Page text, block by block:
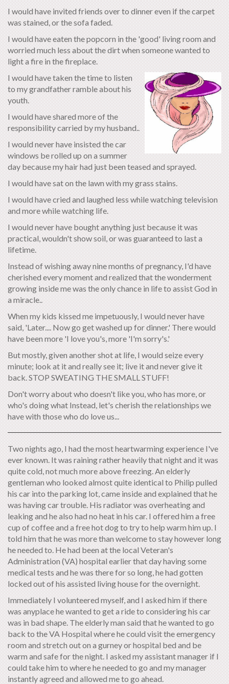
I would have invited friends over to dinner even if the carpet
was stained, or the sofa faded.
I would have eaten the popcorn in the 'good' living room and
worried much less about the dirt when someone wanted to
light a fire in the fireplace.
I would have taken the time to listen
to my grandfather ramble about his
youth.
I would have shared more of the
responsibility carried by my husband..
I would never have insisted the car
windows be rolled up on a summer
day because my hair had just been teased and sprayed.
I would have sat on the lawn with my grass stains.
I would have cried and laughed less while watching television
and more while watching life.
I would never have bought anything just because it was
practical, wouldn't show soil, or was guaranteed to last a
lifetime.
Instead of wishing away nine months of pregnancy, I'd have
cherished every moment and realized that the wonderment
growing inside me was the only chance in life to assist God in
a miracle..
When my kids kissed me impetuously, I would never have
said, 'Later.... Now go get washed up for dinner.' There would
have been more 'I love you's, more 'I'm sorry's.'
But mostly, given another shot at life, I would seize every
minute; look at it and really see it; live it and never give it
back. STOP SWEATING THE SMALL STUFF!
Don't worry about who doesn't like you, who has more, or
who's doing what Instead, let's cherish the relationships we
have with those who do love us...
Two nights ago, I had the most heartwarming experience I've
ever known. It was raining rather heavily that night and it was
quite cold, not much more above freezing. An elderly
gentleman who looked almost quite identical to Philip pulled
his car into the parking lot, came inside and explained that he
was having car trouble. His radiator was overheating and
leaking and he also had no heat in his car. I offered him a free
cup of coffee and a free hot dog to try to help warm him up. I
told him that he was more than welcome to stay however long
he needed to. He had been at the local Veteran's
Administration (VA) hospital earlier that day having some
medical tests and he was there for so long, he had gotten
locked out of his assisted living house for the overnight.
Immediately I volunteered myself, and I asked him if there
was anyplace he wanted to get a ride to considering his car
was in bad shape. The elderly man said that he wanted to go
back to the VA Hospital where he could visit the emergency
room and stretch out on a gurney or hospital bed and be
warm and safe for the night. I asked my assistant manager if I
could take him to where he needed to go and my manager
instantly agreed and allowed me to go ahead.